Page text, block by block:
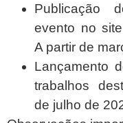
Publicação
evento no
A partir de
Lançamento
trabalhos
de julho de